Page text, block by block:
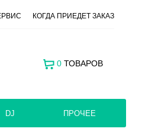
КОГДА ПРИЕДЕТ ЗАКАЗ
0 ТОВАРОВ
DJ ПРОЧЕЕ